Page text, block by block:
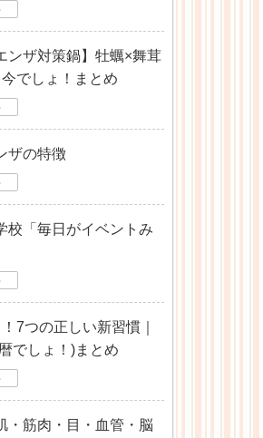
ンザ対策鍋】牡蠣×舞茸
でしょ！まとめ
ザの特徴
校「毎日がイベントみ
7つの正しい新習慣｜
でしょ！)まとめ
・筋肉・目・血管・脳